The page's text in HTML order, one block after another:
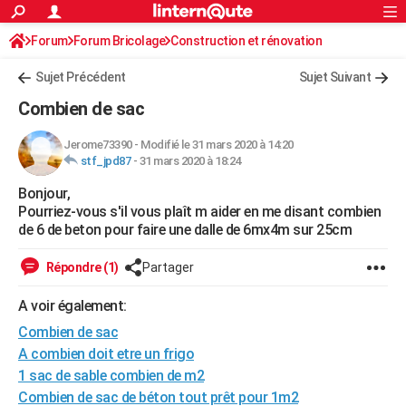
ACTUALITÉS
Politique
Société
Faits Divers
Education
Monde
Villes
+
FINANCE
Retraite
Impôts
Epargne
Immobilier
Risques naturels par ville
Banque
Assurance
Crédit
AUTO
Essais
Réserver un essai
Citadines
Berlines
SUV
Forum auto
+HIGH-TECH
Mobiles
Meilleur smartphone
Internet
Ordinateurs
Jeux vidéo
Guide high-tech
+
Forum
Aménagement intérieur
Extérieur
Cuisine
Salle de bains
Jardinage
Rangement
WEEK-END
Guides de France
Escapades
Patrimoine
Expositions
Musées
Week-end nature
+LIFESTYLE
Art de vivre
Bien-être
Loisirs
Mode
Modes de vie
SANTE
Alimentation
Guide de la santé
Maladies
Médicaments
Sommeil
VOYAGE
Rechercher
S'inscrire
Connexion
Forum Forum Bricolage Construction et rénovation
Sujet Précédent Sujet Suivant
Combien de sac
Jerome73390- Modifié le 31 mars 2020 à 14:20
stf_jpd87- 31 mars 2020 à 18:24
Bonjour,
Pourriez-vous s'il vous plaît m aider en me disant combien
de 6 de beton pour faire une dalle de 6mx4m sur 25cm
Répondre (1) Partager
A voir également:
Combien de sac
A combien doit etre un frigo
1 sac de sable combien de m2
Combien de sac de béton tout prêt pour 1m2